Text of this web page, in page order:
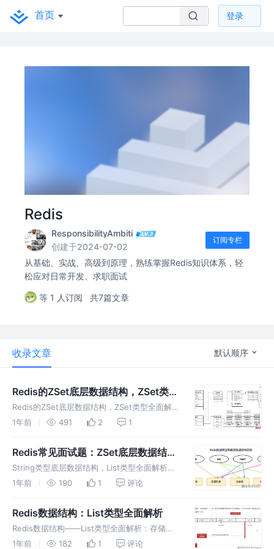
首页 登录
Redis
ResponsibilityAmbiti
创建于2024-07-02
订阅专栏
从基础、实战、高级到原理，熟练掌握Redis知识体系，轻
松应对日常开发、求职面试
等 1 人订阅 共7篇文章
收录文章 默认顺序
Redis的ZSet底层数据结构，ZSet类型
全面解析
Redis的ZSet底层数据结构，ZSet类型全面解
析；应用场景、底层结构、常用命令；压缩列表
MySQL为什么使用B+树；ZSet为什么用跳表，
1年前 491 2 1
Redis常见面试题：ZSet底层数据结
构，SDS、压缩列表ZipList、跳表
SkipList
String类型底层数据结构，List类型全面解析，
ZSet底层数据结构；简单动态字符串SDS、压
组IntSet
1年前 190 1 评论
Redis数据结构：List类型全面解析
Redis数据结构——List类型全面解析：存储多
个有序的字符串，最多可以存储 2^32-1 个元
1年前 182 1 评论